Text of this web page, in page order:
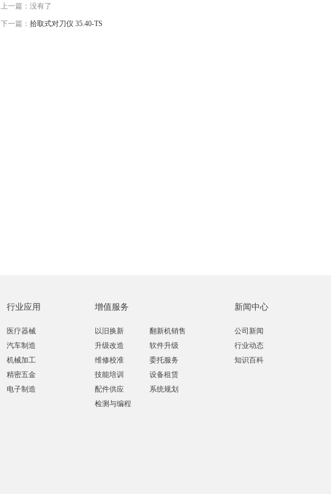
上一篇：没有了
下一篇： 拾取式对刀仪 35.40-TS
行业应用
医疗器械
汽车制造
机械加工
精密五金
电子制造
增值服务
以旧换新
翻新机销售
升级改造
软件升级
维修校准
委托服务
技能培训
设备租赁
配件供应
系统规划
检测与编程
新闻中心
公司新闻
行业动态
知识百科